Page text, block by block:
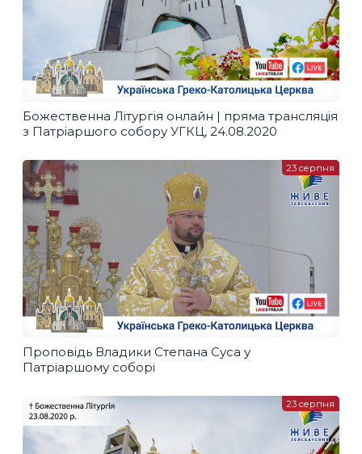
Божественна Літургія онлайн | пряма трансляція
з Патріаршого собору УГКЦ, 24.08.2020
Проповідь Владики Степана Суса у
Патріаршому соборі
23 серпня
23 серпня